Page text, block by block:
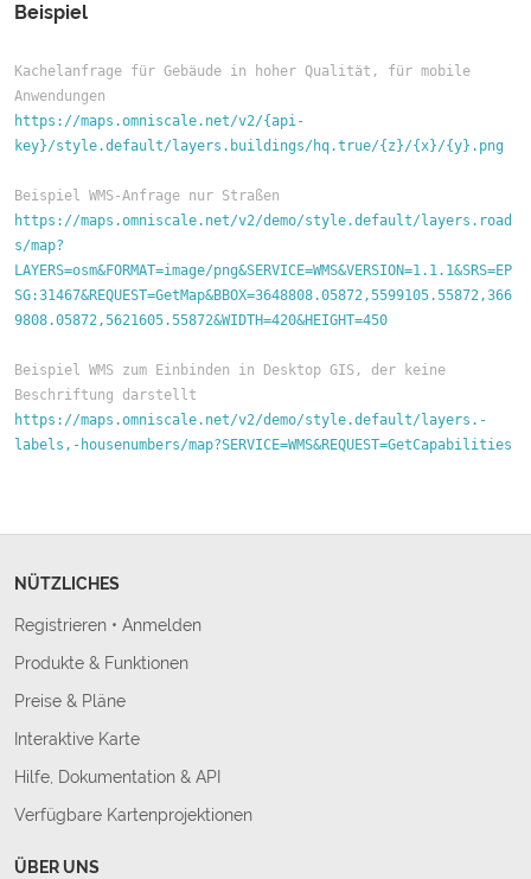
Beispiel
Kachelanfrage für Gebäude in hoher Qualität, für mobile
Anwendungen
https://maps.omniscale.net/v2/{api-
key}/style.default/layers.buildings/hq.true/{z}/{x}/{y}.png
Beispiel WMS-Anfrage nur Straßen
https://maps.omniscale.net/v2/demo/style.default/layers.road
s/map?
LAYERS=osm&FORMAT=image/png&SERVICE=WMS&VERSION=1.1.1&SRS=EP
SG:31467&REQUEST=GetMap&BBOX=3648808.05872,5599105.55872,366
9808.05872,5621605.55872&WIDTH=420&HEIGHT=450
Beispiel WMS zum Einbinden in Desktop GIS, der keine
Beschriftung darstellt
https://maps.omniscale.net/v2/demo/style.default/layers.-
labels,-housenumbers/map?SERVICE=WMS&REQUEST=GetCapabilities
NÜTZLICHES
Registrieren • Anmelden
Produkte & Funktionen
Preise & Pläne
Interaktive Karte
Hilfe, Dokumentation & API
Verfügbare Kartenprojektionen
ÜBER UNS